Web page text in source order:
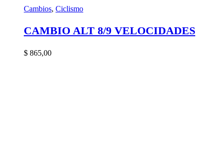
Cambios, Ciclismo
CAMBIO ALT 8/9 VELOCIDADES
$ 865,00